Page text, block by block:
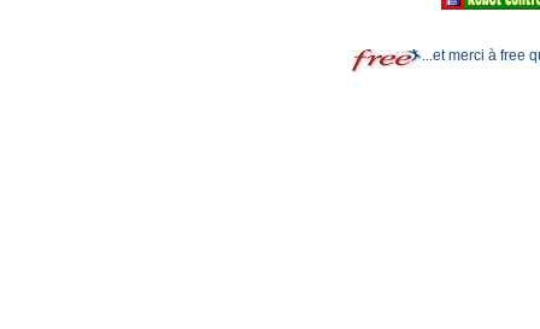
...et merci à free